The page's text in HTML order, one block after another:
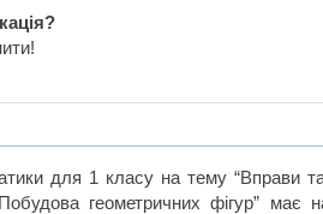
для 1 класу на тему “Вправи
геометричних фігур” має